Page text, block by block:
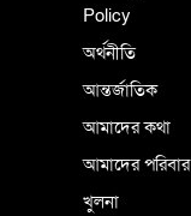
Policy
অর্থনীতি
আন্তর্জাতিক
আমাদের কথা
আমাদের পরিবার
খুলনা